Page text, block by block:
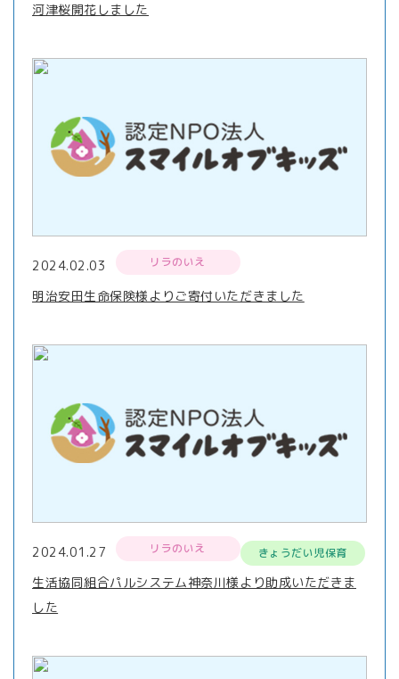
河津桜開花しました
2024.02.03 リラのいえ
明治安田生命保険様よりご寄付いただきました
2024.01.27 リラのいえ きょうだい児保育
生活協同組合パルシステム神奈川様より助成いただきま
した